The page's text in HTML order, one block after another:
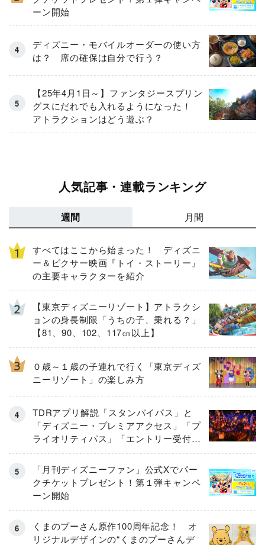
ーン開始
ディズニー・モバイルオーダーの使い方
は？ 席の確保は自分で行う？
【25年4月1日～】ファンタジースプリン
グスにだれでも入れるようになった！
アトラクションはどう遊ぶ？
人気記事・連載ランキング
週間 月間
すべてはここから始まった！ ディズニ
ー＆ピクサー映画『トイ・ストーリー』
の主要キャラクターを紹介
【東京ディズニーリゾート】アトラクシ
ョンの身長制限「うちの子、乗れる？」
【81、90、102、117㎝以上】
０歳～１歳の子連れで行く「東京ディズ
ニーリゾート」の楽しみ方
TDRアプリ解説「スタンバイパス」と
「ディズニー・プレミアアクセス」「プ
ライオリティパス」「エントリー受付」
とは
「月刊ディズニーファン」公式Xでパー
クチケットプレゼント！第１弾キャンペ
ーン開始
くまのプーさん原作100周年記念！ オ
リジナルデザインの“くまのプーさんデ